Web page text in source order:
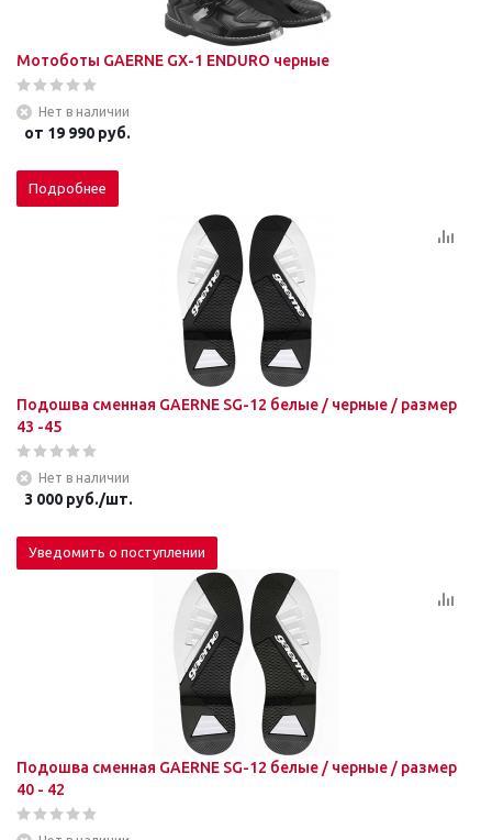
Мотоботы GAERNE GХ-1 ENDURO черные
Нет в наличии
от 19 990 руб.
Подробнее
Подошва сменная GAERNE SG-12 белые / черные / размер
43 -45
Нет в наличии
3 000 руб./шт.
Уведомить о поступлении
Подошва сменная GAERNE SG-12 белые / черные / размер
40 - 42